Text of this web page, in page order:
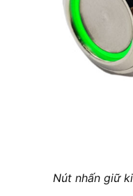
Nút nhấn giữ